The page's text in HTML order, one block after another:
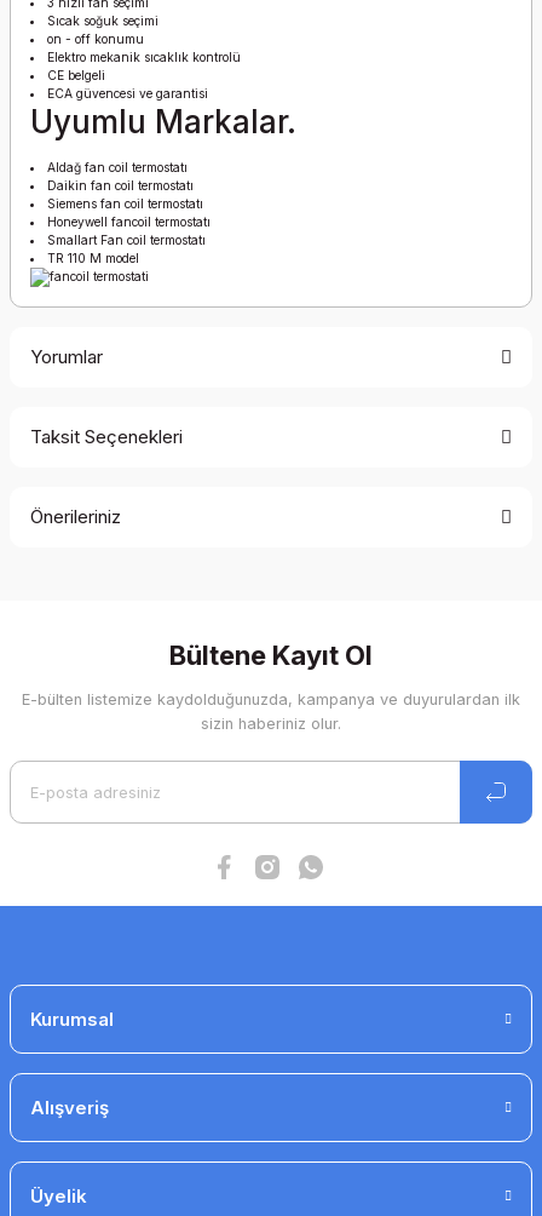
Sıcak soğuk seçimi
on - off konumu
Elektro mekanik sıcaklık kontrolü
CE belgeli
ECA güvencesi ve garantisi
Uyumlu Markalar.
Aldağ fan coil termostatı
Daikin fan coil termostatı
Siemens fan coil termostatı
Honeywell fancoil termostatı
Smallart Fan coil termostatı
TR 110 M model
Yorumlar
Taksit Seçenekleri
Önerileriniz
Görüş ve önerileriniz için teşekkür ederiz.
Ürün resmi kalitesiz, bozuk veya görüntülenemiyor.
Bültene Kayıt Ol
E-bülten listemize kaydolduğunuzda, kampanya ve duyurulardan ilk
sizin haberiniz olur.
Kurumsal
Alışveriş
Üyelik